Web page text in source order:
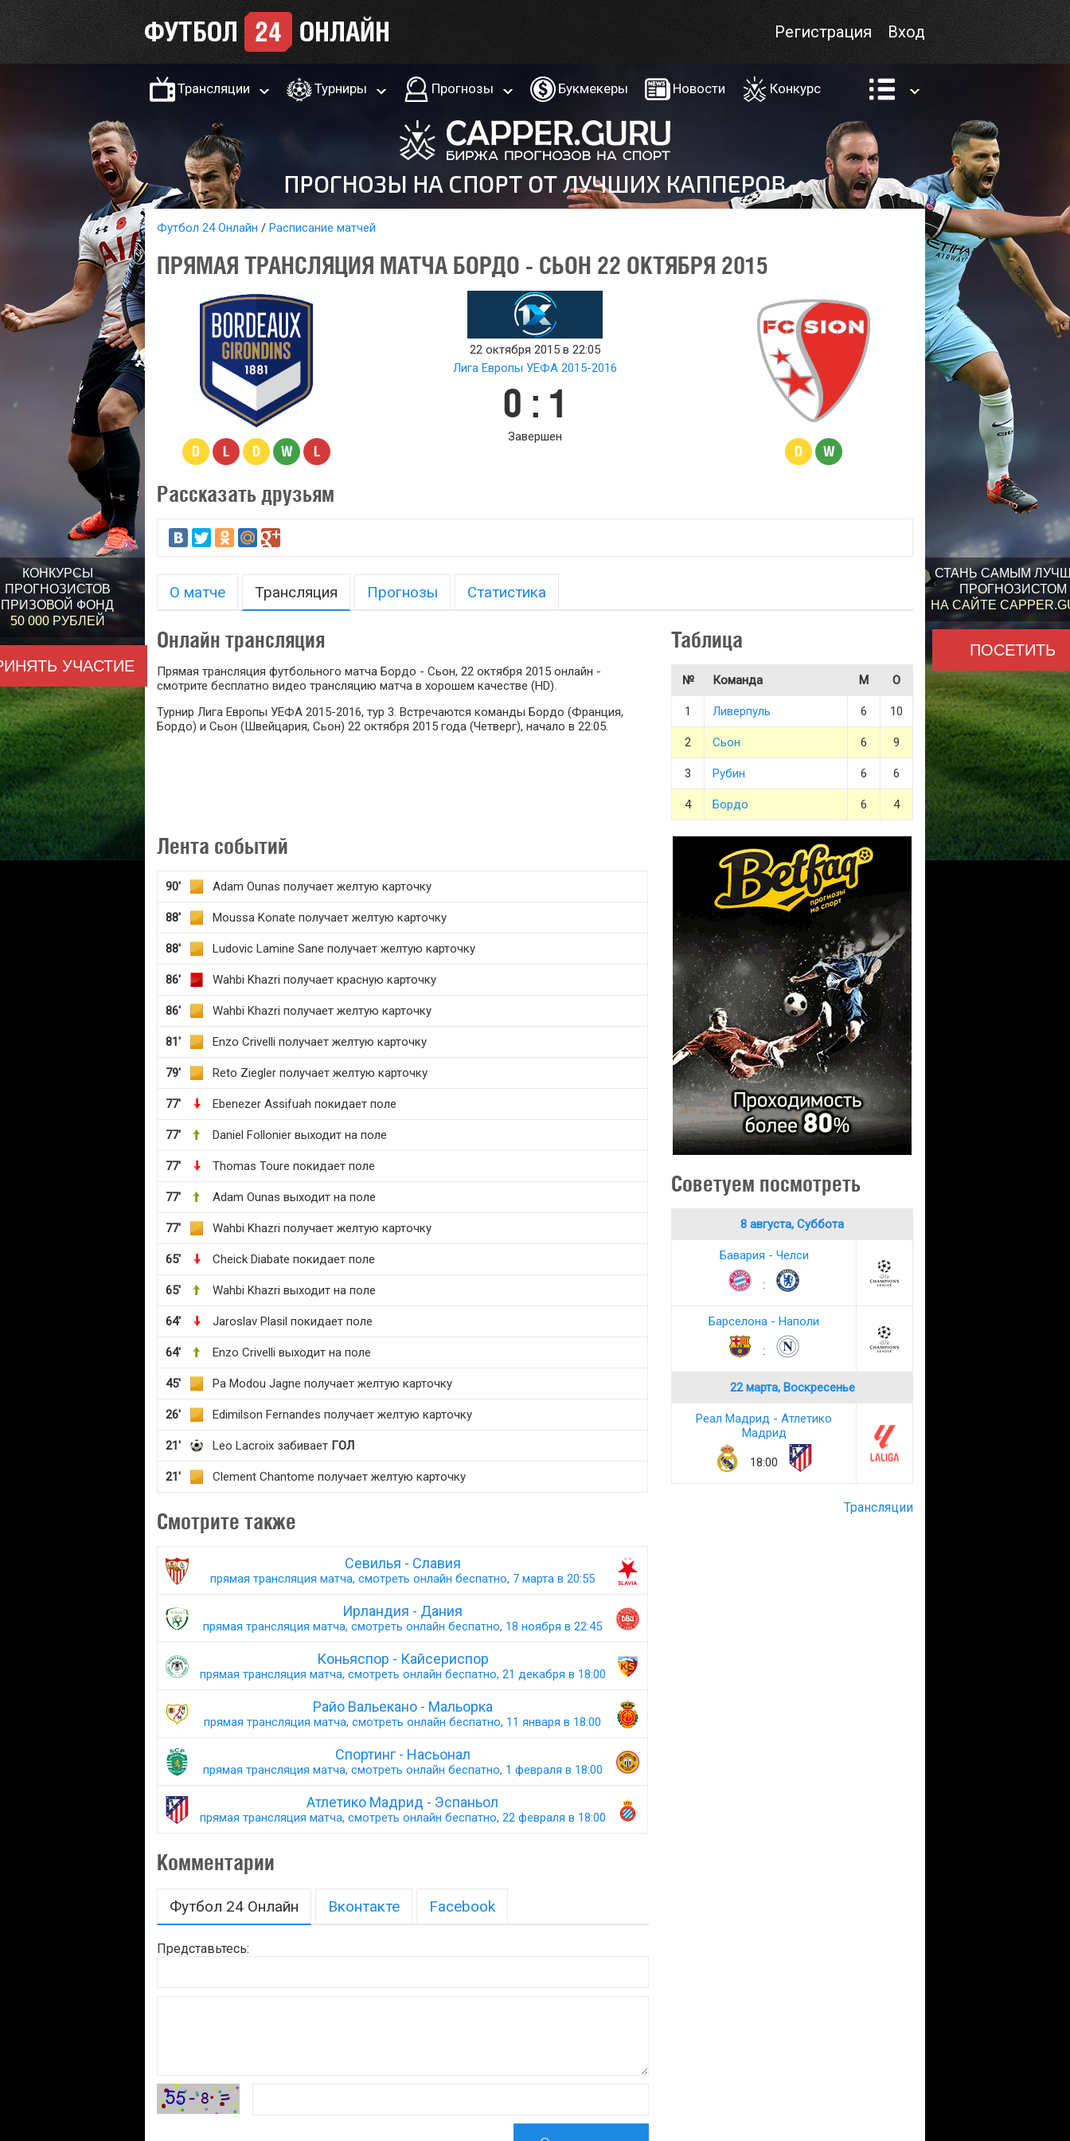
КОНКУРСЫ
ПРОГНОЗИСТОВ
ПРИЗОВОЙ ФОНД
50 000 РУБЛЕЙ
УЧАСТИЕ
СТАНЬ САМЫМ
ПРОГНОЗИСТОМ
НА САЙТЕ
ПОСЕТИТЬ
Вход
Регистрация
Трансляции Турниры Прогнозы Букмекеры Новости Конкурс
Футбол 24 Онлайн Расписание матчей
ПРЯМАЯ ТРАНСЛЯЦИЯ МАТЧА БОРДО - СЬОН 22 ОКТЯБРЯ 2015
D L D W L
22 октября 2015 в 22:05
Лига Европы УЕФА 2015-2016
0 : 1
Завершен
D W
Рассказать друзьям
О матче Трансляция Прогнозы Статистика
Онлайн трансляция
Прямая трансляция футбольного матча Бордо - Сьон, 22 октября 2015 онлайн -
смотрите бесплатно видео трансляцию матча в хорошем качестве (HD).
Турнир Лига Европы УЕФА 2015-2016, тур 3. Встречаются команды Бордо (Франция,
Бордо) и Сьон (Швейцария, Сьон) 22 октября 2015 года (Четверг), начало в 22:05.
Лента событий
90' Adam Ounas получает желтую карточку
88' Moussa Konate получает желтую карточку
88' Ludovic Lamine Sane получает желтую карточку
86' Wahbi Khazri получает красную карточку
86' Wahbi Khazri получает желтую карточку
81' Enzo Crivelli получает желтую карточку
79' Reto Ziegler получает желтую карточку
77' Ebenezer Assifuah покидает поле
77' Daniel Follonier выходит на поле
77' Thomas Toure покидает поле
77' Adam Ounas выходит на поле
77' Wahbi Khazri получает желтую карточку
65' Cheick Diabate покидает поле
65' Wahbi Khazri выходит на поле
64' Jaroslav Plasil покидает поле
64' Enzo Crivelli выходит на поле
45' Pa Modou Jagne получает желтую карточку
26' Edimilson Fernandes получает желтую карточку
21' Leo Lacroix забивает ГОЛ
21' Clement Chantome получает желтую карточку
Смотрите также
Севилья - Славия
прямая трансляция матча, смотреть онлайн беспатно, 7 марта в 20:55
Ирландия - Дания
прямая трансляция матча, смотреть онлайн беспатно, 18 ноября в 22:45
Коньяспор - Кайсериспор
прямая трансляция матча, смотреть онлайн беспатно, 21 декабря в 18:00
Райо Вальекано - Мальорка
прямая трансляция матча, смотреть онлайн беспатно, 11 января в 18:00
Спортинг - Насьонал
прямая трансляция матча, смотреть онлайн беспатно, 1 февраля в 18:00
Атлетико Мадрид - Эспаньол
прямая трансляция матча, смотреть онлайн беспатно, 22 февраля в 18:00
Комментарии
Футбол 24 Онлайн Вконтакте Facebook
Представьтесь:
Таблица
№ Команда М О
1 Ливерпуль 6 10
2 Сьон 6 9
3 Рубин 6 6
4 Бордо 6 4
Советуем посмотреть
8 августа, Суббота
Бавария - Челси
:
Барселона - Наполи
:
22 марта, Воскресенье
Реал Мадрид - Атлетико
Мадрид
18:00
Трансляции